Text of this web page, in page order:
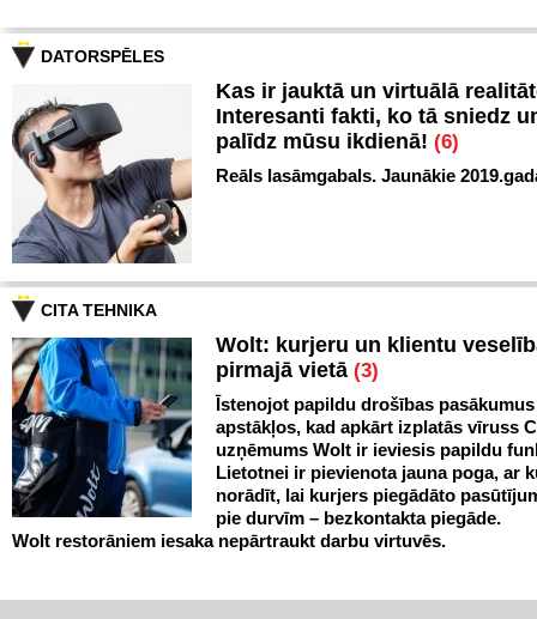
DATORSPĒLES
Kas ir jauktā un virtuālā
Interesanti fakti, ko tā sniedz
palīdz mūsu ikdienā! (6)
Reāls lasāmgabals. Jaunākie
CITA TEHNIKA
Wolt: kurjeru un klientu
pirmajā vietā (3)
Īstenojot papildu drošības pasākumus
apstākļos, kad apkārt izplatās vīruss
uzņēmums Wolt ir ieviesis papildu
Lietotnei ir pievienota jauna poga, ar
norādīt, lai kurjers piegādāto
pie durvīm – bezkontakta piegāde.
Wolt restorāniem iesaka nepārtraukt darbu virtuvēs.